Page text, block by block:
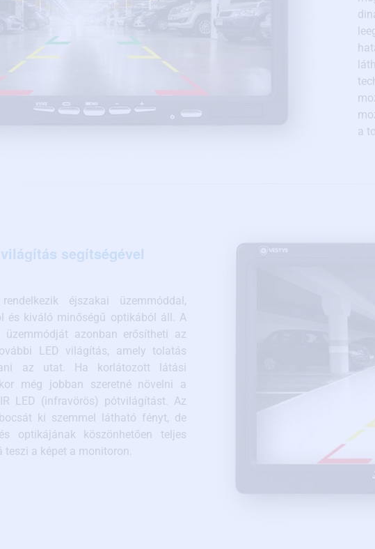
a
segítségével
éjszakai üzemmóddal,
és kiváló minőségű optikából áll. A
üzemmódját azonban erősítheti az
LED világítás, amely tolatás
az utat. Ha korlátozott látási
még jobban szeretné növelni a
LED (infravörös) pótvilágítást. Az
ki szemmel látható fényt, de
optikájának köszönhetően teljes
a képet a monitoron.